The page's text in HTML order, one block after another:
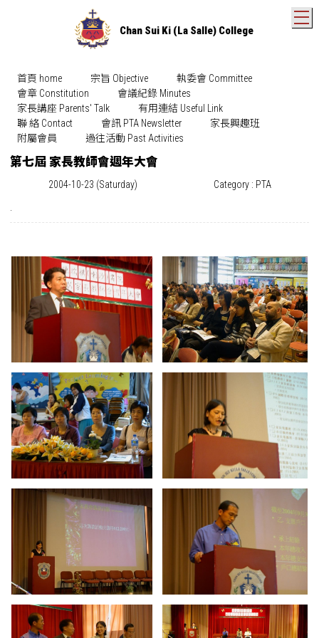
Chan Sui Ki (La Salle) College
首頁 home 宗旨 Objective
執委會 Committee
會章 Constitution
會議紀錄 Minutes
家長講座 Parents' Talk
有用連結 Useful Link
聯 絡 Contact
會訊 PTA Newsletter
家長興趣班
附屬會員
過往活動 Past Activities
第七屆 家長教師會週年大會
2004-10-23 (Saturday)
Category : PTA